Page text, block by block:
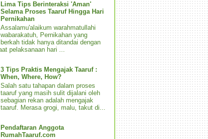
Lima Tips Berinteraksi 'Aman'
Selama Proses Taaruf Hingga Hari
Pernikahan
Assalamu'alaikum warahmatullahi
wabarakatuh, Pernikahan yang
berkah tidak hanya ditandai dengan
pelaksanaan hari ...
3 Tips Praktis Mengajak Taaruf :
When, Where, How?
Salah satu tahapan dalam proses
taaruf yang masih sulit dijalani oleh
sebagian rekan adalah mengajak
taaruf. Merasa grogi, malu, takut di...
Pendaftaran Anggota
RumahTaaruf.com